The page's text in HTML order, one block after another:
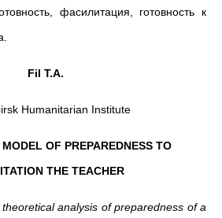
фасилитация, готовность к
Fil T.A.
Humanitarian Institute
OF PREPAREDNESS TO
THE TEACHER
analysis of preparedness of a